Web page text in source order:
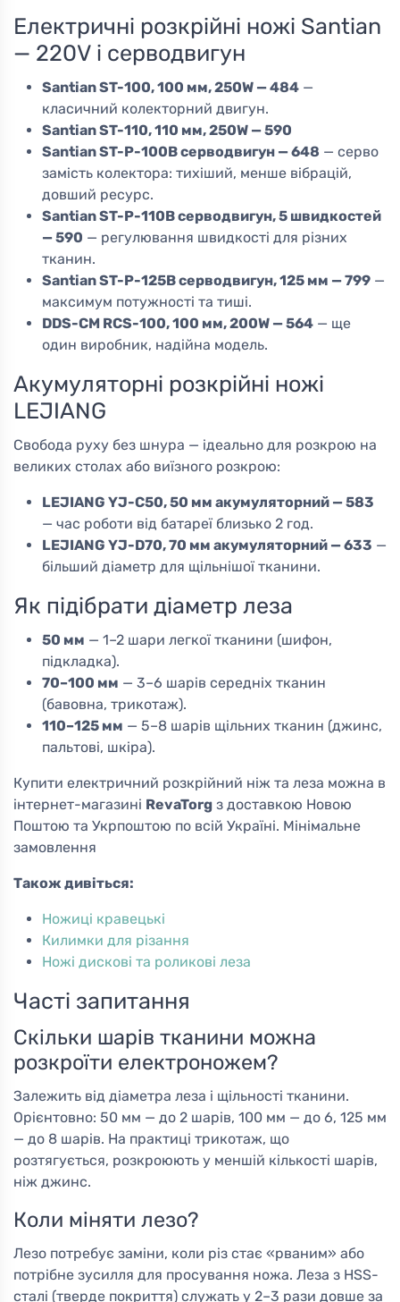
Електричні розкрійні ножі Santian
— 220V і серводвигун
Santian ST-100, 100 мм, 250W — 484 —
класичний колекторний двигун.
Santian ST-110, 110 мм, 250W — 590
Santian ST-P-100B серводвигун — 648 — серво
замість колектора: тихіший, менше вібрацій,
довший ресурс.
Santian ST-P-110B серводвигун, 5 швидкостей
— 590 — регулювання швидкості для різних
тканин.
Santian ST-P-125B серводвигун, 125 мм — 799 —
максимум потужності та тиші.
DDS-CM RCS-100, 100 мм, 200W — 564 — ще
один виробник, надійна модель.
Акумуляторні розкрійні ножі
LEJIANG
Свобода руху без шнура — ідеально для розкрою на
великих столах або виїзного розкрою:
LEJIANG YJ-С50, 50 мм акумуляторний — 583
— час роботи від батареї близько 2 год.
LEJIANG YJ-D70, 70 мм акумуляторний — 633 —
більший діаметр для щільнішої тканини.
Як підібрати діаметр леза
50 мм — 1–2 шари легкої тканини (шифон,
підкладка).
70–100 мм — 3–6 шарів середніх тканин
(бавовна, трикотаж).
110–125 мм — 5–8 шарів щільних тканин (джинс,
пальтові, шкіра).
Купити електричний розкрійний ніж та леза можна в
інтернет-магазині RevaTorg з доставкою Новою
Поштою та Укрпоштою по всій Україні. Мінімальне
замовлення
Також дивіться:
Ножиці кравецькі
Килимки для різання
Ножі дискові та роликові леза
Часті запитання
Скільки шарів тканини можна
розкроїти електроножем?
Залежить від діаметра леза і щільності тканини.
Орієнтовно: 50 мм — до 2 шарів, 100 мм — до 6, 125 мм
— до 8 шарів. На практиці трикотаж, що
розтягується, розкроюють у меншій кількості шарів,
ніж джинс.
Коли міняти лезо?
Лезо потребує заміни, коли різ стає «рваним» або
потрібне зусилля для просування ножа. Леза з HSS-
сталі (тверде покриття) служать у 2–3 рази довше за